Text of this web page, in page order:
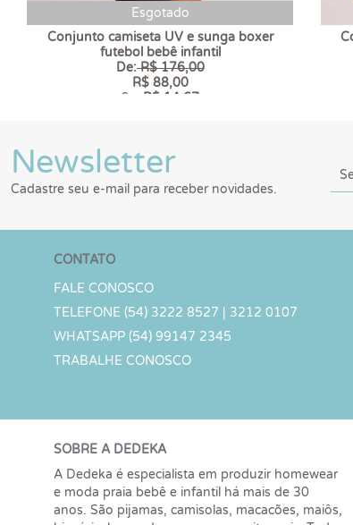
Esgotado
Conjunto camiseta UV e sunga boxer
futebol bebê infantil
De:R$ 176,00
R$ 88,00
6 x R$ 14,67
Newsletter
Cadastre seu e-mail para receber novidades.
CONTATO
FALE CONOSCO
TELEFONE (54) 3222 8527 | 3212 0107
WHATSAPP (54) 99147 2345
TRABALHE CONOSCO
SOBRE A DEDEKA
A Dedeka é especialista em produzir homewear
e moda praia bebê e infantil há mais de 30
anos. São pijamas, camisolas, macacões, maiôs,